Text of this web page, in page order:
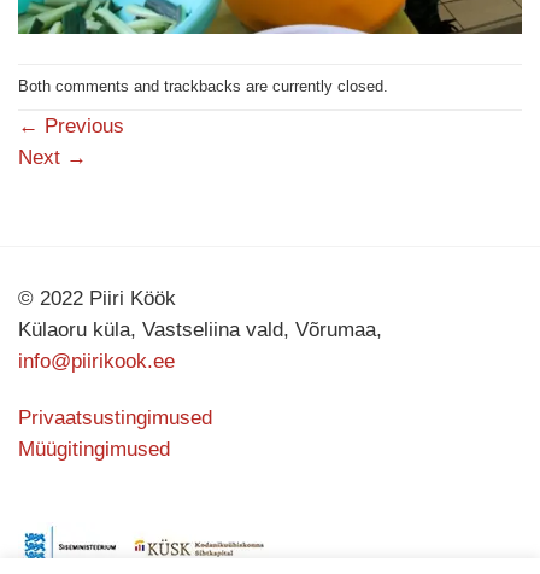
Both comments and trackbacks are currently closed.
← Previous
Next →
© 2022 Piiri Köök
Külaoru küla, Vastseliina vald, Võrumaa,
info@piirikook.ee
Privaatsustingimused
Müügitingimused